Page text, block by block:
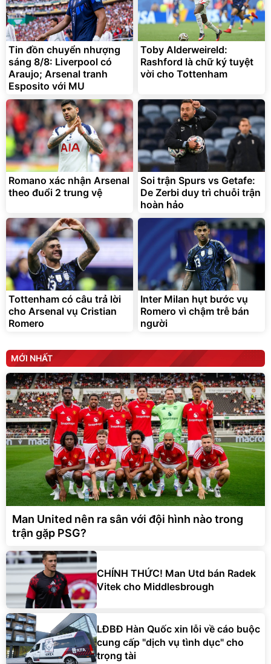
Unmute
Vali Bamozo Khung Nhôm
9066 Size 20/24/28 Cao
Cấp
1.000.000đ
825.000đ
Flash Sale
Lót ghế ôtô, nâng lưng
chống nóng giúp thoải mái
trong di chuyển
295.000
Đã bán nhiều
Tin đồn chuyển nhượng
sáng 8/8: Liverpool có
Araujo; Arsenal tranh
Esposito với MU
Toby Alderweireld:
Rashford là chữ ký tuyệt
vời cho Tottenham
Romano xác nhận Arsenal
theo đuổi 2 trung vệ
Soi trận Spurs vs Getafe:
De Zerbi duy trì chuỗi trận
hoàn hảo
Tottenham có câu trả lời
cho Arsenal vụ Cristian
Romero
Inter Milan hụt bước vụ
Romero vì chậm trễ bán
người
MỚI NHẤT
Man United nên ra sân với đội hình nào trong
trận gặp PSG?
CHÍNH THỨC! Man Utd bán Radek
Vitek cho Middlesbrough
LĐBĐ Hàn Quốc xin lỗi về cáo buộc
cung cấp "dịch vụ tình dục" cho
trọng tài